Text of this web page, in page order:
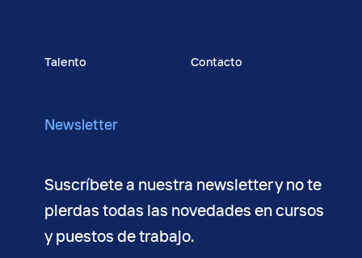
Talento Contacto
Newsletter
Suscríbete a nuestra newsletter y no te
pierdas todas las novedades en cursos
y puestos de trabajo.